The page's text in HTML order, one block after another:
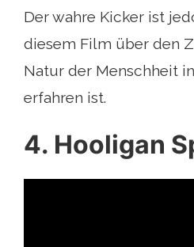
Der wahre Kicker ist
diesem Film über den
Natur der Menschheit
erfahren ist.
4. Hooligan